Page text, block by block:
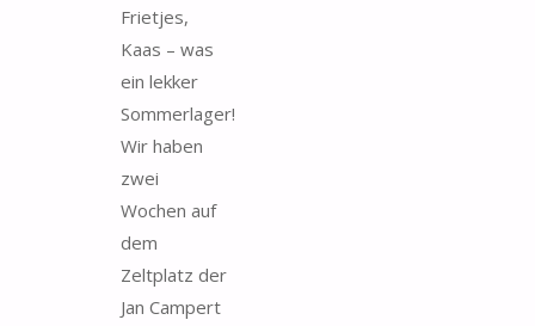
Frietjes,
Kaas – was
ein lekker
Sommerlager!
Wir haben
zwei
Wochen auf
dem
Zeltplatz der
Jan Campert